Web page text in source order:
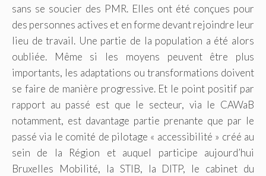
sans se soucier des PMR. Elles ont été conçues pour
des personnes actives et en forme devant rejoindre leur
lieu de travail. Une partie de la population a été alors
oubliée. Même si les moyens peuvent être plus
importants, les adaptations ou transformations doivent
se faire de manière progressive. Et le point positif par
rapport au passé est que le secteur, via le CAWaB
notamment, est davantage partie prenante que par le
passé via le comité de pilotage « accessibilité » créé au
sein de la Région et auquel participe aujourd’hui
Bruxelles Mobilité, la STIB, la DITP, le cabinet du